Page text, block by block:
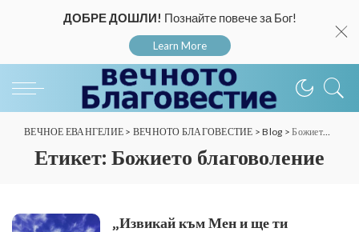
ДОБРЕ ДОШЛИ! Познайте повече за Бог!
Learn More
ВЕЧНОЕ ЕВАНГЕЛИЕ > ВЕЧНОТО БЛАГОВЕСТИЕ >Blog >Божието благоволение
Етикет: Божието благоволение
„Извикай към Мен и ще ти